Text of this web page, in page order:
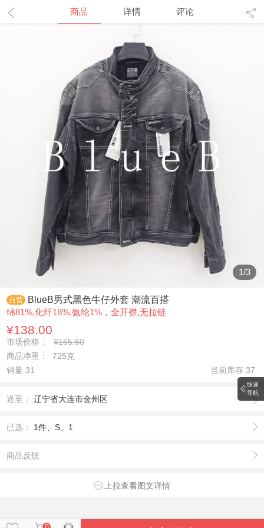
商品 详情 评论
1/3
自营
BlueB男式黑色牛仔外套 潮流百搭
绵81%,化纤18%,氨纶1%，全开襟,无拉链
¥138.00
市场价格：
¥165.60
商品净重： 725克
销量 31
当前库存 37
送至： 辽宁省大连市金州区
已选： 1件、S、1
商品反馈
上拉查看图文详情
快速
导航